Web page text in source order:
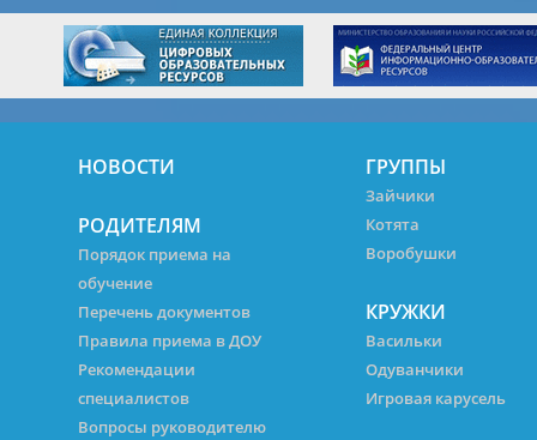
НОВОСТИ
РОДИТЕЛЯМ
Порядок приема на
обучение
Перечень документов
Правила приема в ДОУ
Рекомендации
специалистов
Вопросы руководителю
ГРУППЫ
Зайчики
Котята
Воробушки
КРУЖКИ
Васильки
Одуванчики
Игровая карусель